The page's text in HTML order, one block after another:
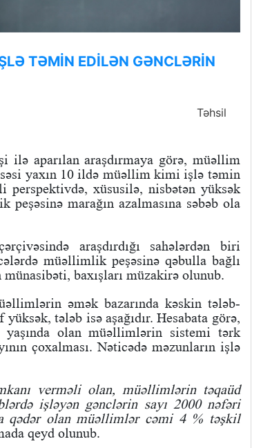
TƏMİN EDİLƏN GƏNCLƏRİN
Təhsil
aparılan araşdırmaya görə, müəllim
yaxın 10 ildə müəllim kimi işlə təmin
xüsusilə, nisbətən yüksək
marağın azalmasına səbəb ola
araşdırdığı sahələrdən biri
müəllimlik peşəsinə qəbulla bağlı
baxışları müzakirə olunub.
əmək bazarında kəskin tələb-
tələb isə aşağıdır. Hesabata görə,
olan müəllimlərin sistemi tərk
çoxalması. Nəticədə məzunların işlə
verməli olan, müəllimlərin təqaüd
işləyən gənclərin sayı 2000 nəfəri
qədər olan müəllimlər cəmi 4 % təşkil
qeyd olunub.